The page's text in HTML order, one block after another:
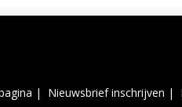
| Nieuwsbrief inschrijven |